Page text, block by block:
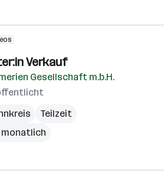
Verkauf
Gesellschaft m.b.H.
Teilzeit
monatlich